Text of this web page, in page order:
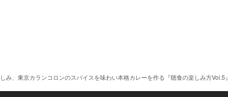
み、東京カランコロンのスパイスを味わい本格カレーを作る『聴食の楽しみ方Vol.5』